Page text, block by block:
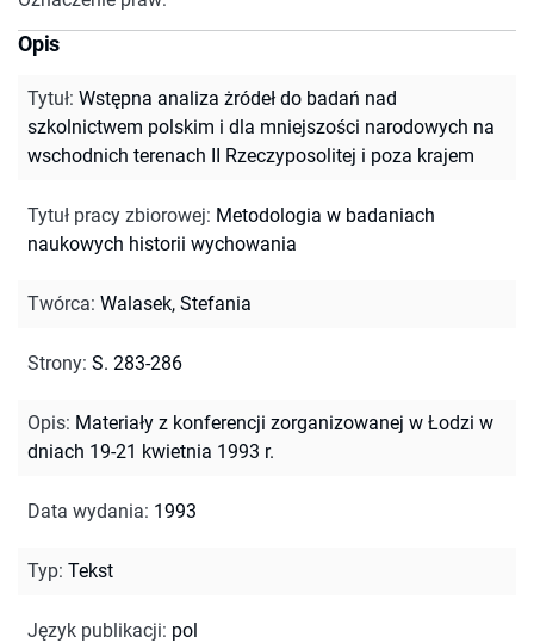
Opis
Tytuł: Wstępna analiza żródeł do badań nad
szkolnictwem polskim i dla mniejszości narodowych na
wschodnich terenach II Rzeczyposolitej i poza krajem
Tytuł pracy zbiorowej: Metodologia w badaniach
naukowych historii wychowania
Twórca: Walasek, Stefania
Strony: S. 283-286
Opis: Materiały z konferencji zorganizowanej w Łodzi w
dniach 19-21 kwietnia 1993 r.
Data wydania: 1993
Typ: Tekst
Język publikacji: pol